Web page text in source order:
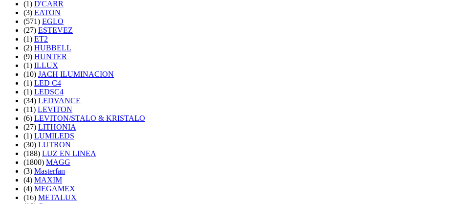
(1) D'CARR
(3) EATON
(571) EGLO
(27) ESTEVEZ
(1) ET2
(2) HUBBELL
(9) HUNTER
(1) ILLUX
(10) JACH ILUMINACION
(1) LED C4
(1) LEDSC4
(34) LEDVANCE
(11) LEVITON
(6) LEVITON/STALO & KRISTALO
(27) LITHONIA
(1) LUMILEDS
(30) LUTRON
(188) LUZ EN LINEA
(1800) MAGG
(3) Masterfan
(4) MAXIM
(4) MEGAMEX
(16) METALUX